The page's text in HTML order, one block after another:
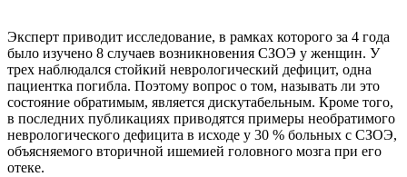
Эксперт приводит исследование, в рамках которого за 4 года
было изучено 8 случаев возникновения СЗОЭ у женщин. У
трех наблюдался стойкий неврологический дефицит, одна
пациентка погибла. Поэтому вопрос о том, называть ли это
состояние обратимым, является дискутабельным. Кроме того,
в последних публикациях приводятся примеры необратимого
неврологического дефицита в исходе у 30 % больных с СЗОЭ,
объясняемого вторичной ишемией головного мозга при его
отеке.